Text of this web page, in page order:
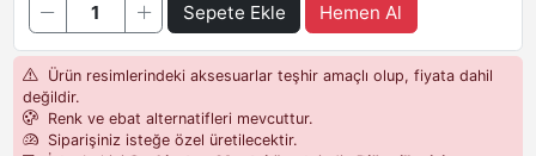
Sepete Ekle Hemen Al
Ürün resimlerindeki aksesuarlar teşhir amaçlı olup, fiyata dahil
değildir.
Renk ve ebat alternatifleri mevcuttur.
Siparişiniz isteğe özel üretilecektir.